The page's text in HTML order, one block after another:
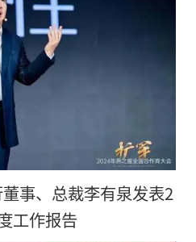
事、总裁李有泉发表2
工作报告